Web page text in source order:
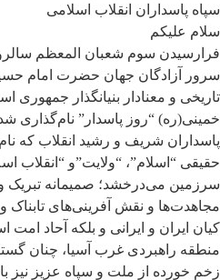
سپاه پاسداران انقلاب اسلامی
سلام علیکم
فرارسیدن سوم شعبان المعظم
سرور آزادگان جهان حضرت امام حسین
تاریخی و معنادار بنیانگذار جمهوری
خمینی(ره) “روز پاسدار” نام‌گذاری
پاسداران شریف و رشید انقلاب که
حقیقی “اسلام”، “ولایت”و “انقلاب
سرزمین می‌درخشد؛ صمیمانه تبریک
مجاهدت‌ها و نقش آفرینی‌های تابناک
کیان ایران و ایرانی و بلکه آحاد
‌منطقه راهبردی غرب آسیا، چنان
زخم خورده از ملت و سپاه عزیز نیز